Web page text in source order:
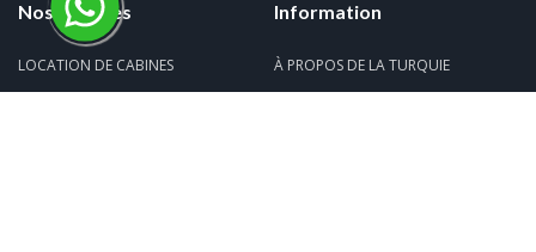
Nos services
LOCATION DE CABINES
Information
À PROPOS DE LA TURQUIE